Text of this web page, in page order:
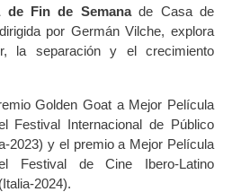
de Fin de Semanade Casa de
por Germán Vilche, explora
la separación y el crecimiento
Golden Goat a Mejor Película
Festival Internacional de Público
2023) y el premio a Mejor Película
Festival de Cine Ibero-Latino
2024).